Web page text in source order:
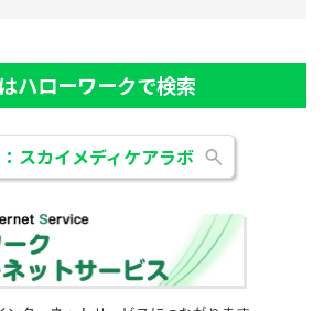
ハローワークで検索
スカイメディケアラボ